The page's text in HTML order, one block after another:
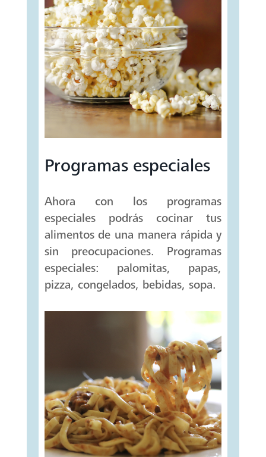
Programas especiales
Ahora con los programas
especiales podrás cocinar tus
alimentos de una manera rápida y
sin preocupaciones. Programas
especiales: palomitas, papas,
pizza, congelados, bebidas, sopa.